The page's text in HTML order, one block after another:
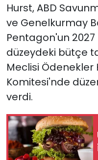
Hurst, ABD
ve Genelkurmay
Pentagon'un 2027
düzeydeki bütçe
Meclisi
Komitesi'nde
verdi.